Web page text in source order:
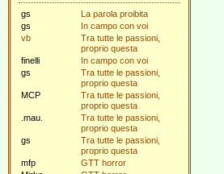
gs
La parola proibita
gs
In campo con voi
vb
Tra tutte le passioni,
proprio questa
finelli
In campo con voi
gs
Tra tutte le passioni,
proprio questa
MCP
Tra tutte le passioni,
proprio questa
.mau.
Tra tutte le passioni,
proprio questa
gs
Tra tutte le passioni,
proprio questa
mfp
GTT horror